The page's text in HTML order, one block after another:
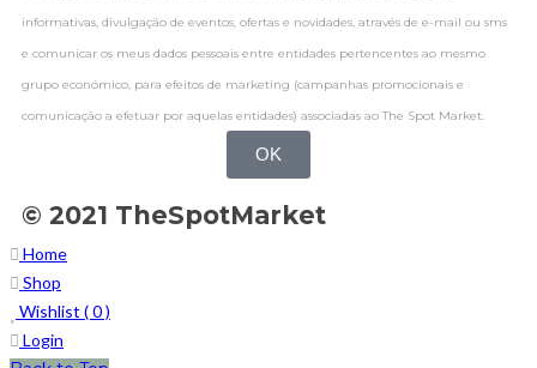
informativas, divulgação de eventos, ofertas e novidades, através de e-mail ou sms
e comunicar os meus dados pessoais entre entidades pertencentes ao mesmo
grupo económico, para efeitos de marketing (campanhas promocionais e
comunicação a efetuar por aquelas entidades) associadas ao The Spot Market.
OK
© 2021 TheSpotMarket
Home
Shop
Wishlist (0)
Login